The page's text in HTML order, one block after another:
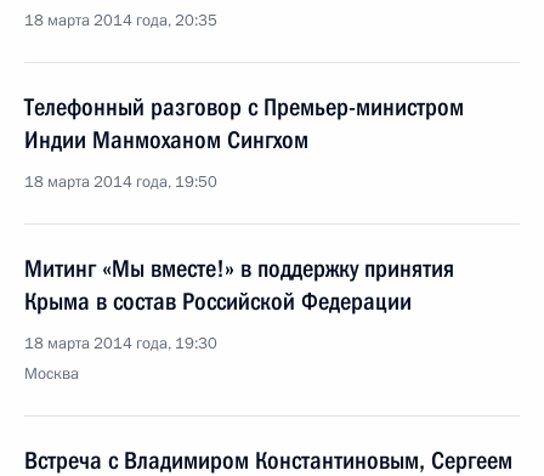
18 марта 2014 года, 20:35
Телефонный разговор с Премьер-министром
Индии Манмоханом Сингхом
18 марта 2014 года, 19:50
Митинг «Мы вместе!» в поддержку принятия
Крыма в состав Российской Федерации
18 марта 2014 года, 19:30
Москва
Встреча с Владимиром Константиновым, Сергеем